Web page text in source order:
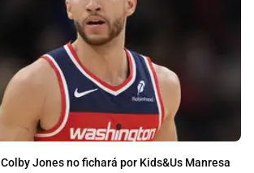
Colby Jones no fichará por Kids&Us Manresa